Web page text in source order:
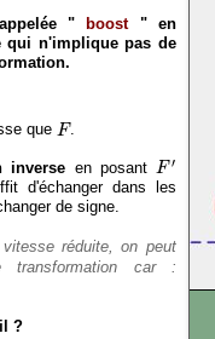
" boost" en
qui n'implique pas de
que F
F.
inverse en posantF ′
F′
d'échanger dans les
de signe.
réduite, on peut
car :
?